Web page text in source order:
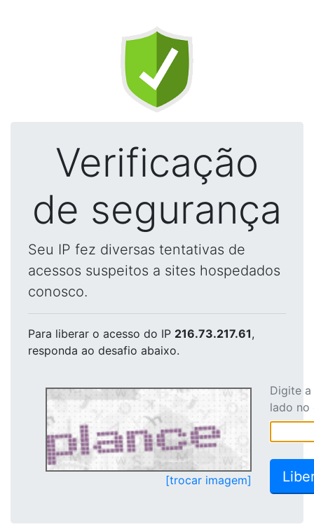
Verificação
de segurança
Seu IP fez diversas tentativas de
acessos suspeitos a sites hospedados
conosco.
Para liberar o acesso do IP 216.73.217.61,
responda ao desafio abaixo.
[trocar imagem]
Digite
lado no